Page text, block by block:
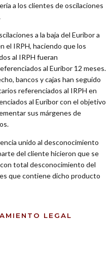
a los clientes de oscilaciones
a la baja del Euribor a
el IRPH, haciendo que los
al IRPH fueran
al Euribor 12 meses.
bancos y cajas han seguido
referenciados al IRPH en
al Euribor con el objetivo
sus márgenes de
unido al desconocimiento
del cliente hicieron que se
total desconocimiento del
que contiene dicho producto
LEGAL